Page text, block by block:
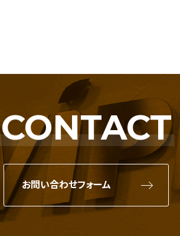
CONTACT
お問い合わせフォーム